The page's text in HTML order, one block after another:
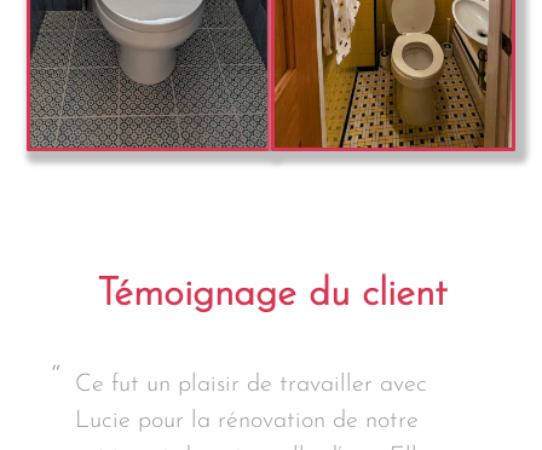
Témoignage du client
Ce fut un plaisir de travailler avec
Lucie pour la rénovation de notre